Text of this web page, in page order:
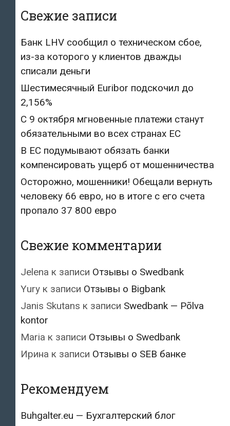
Свежие записи
Банк LHV сообщил о техническом сбое,
из-за которого у клиентов дважды
списали деньги
Шестимесячный Euribor подскочил до
2,156%
С 9 октября мгновенные платежи станут
обязательными во всех странах ЕС
В ЕС подумывают обязать банки
компенсировать ущерб от мошенничества
Осторожно, мошенники! Обещали вернуть
человеку 66 евро, но в итоге с его счета
пропало 37 800 евро
Свежие комментарии
Jelena к записи Отзывы о Swedbank
Yury к записи Отзывы о Bigbank
Janis Skutans к записи Swedbank — Põlva
kontor
Maria к записи Отзывы о Swedbank
Ирина к записи Отзывы о SEB банке
Рекомендуем
Buhgalter.eu — Бухгалтерский блог